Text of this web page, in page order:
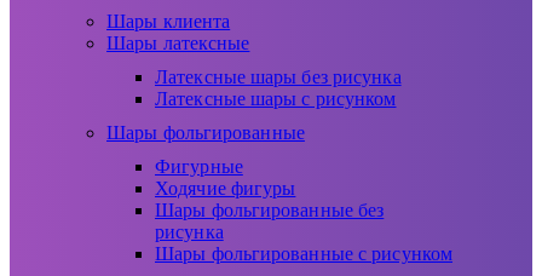
Шары клиента
Шары латексные
Латексные шары без рисунка
Латексные шары с рисунком
Шары фольгированные
Фигурные
Ходячие фигуры
Шары фольгированные без
рисунка
Шары фольгированные с рисунком